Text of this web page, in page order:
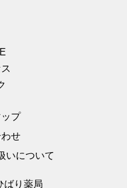
プ
せ
いについて
ばり薬局